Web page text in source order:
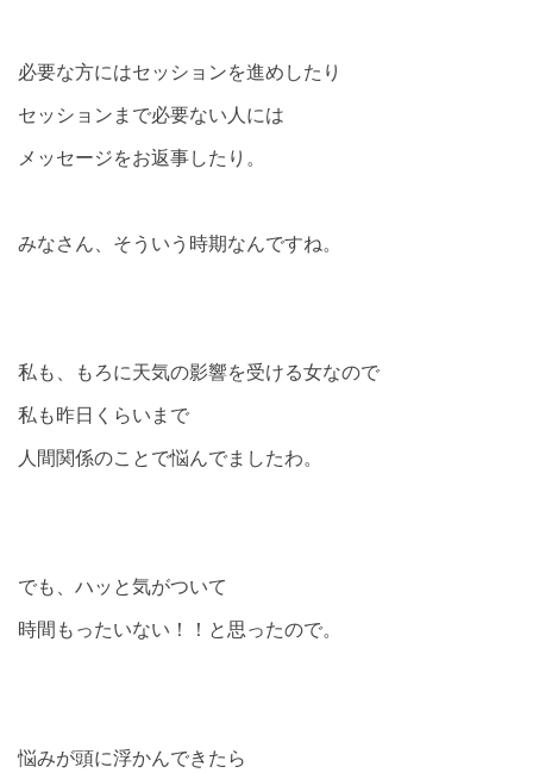
必要な方にはセッションを進めしたり
セッションまで必要ない人には
メッセージをお返事したり。
みなさん、そういう時期なんですね。
私も、もろに天気の影響を受ける女なので
私も昨日くらいまで
人間関係のことで悩んでましたわ。
でも、ハッと気がついて
時間もったいない！！と思ったので。
悩みが頭に浮かんできたら